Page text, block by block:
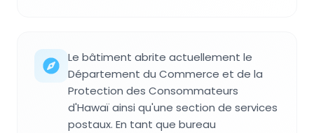
Le bâtiment abrite actuellement le
Département du Commerce et de la
Protection des Consommateurs
d'Hawaï ainsi qu'une section de services
postaux. En tant que bureau